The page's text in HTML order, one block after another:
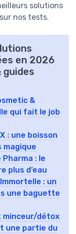
solutions
nos tests.
en 2026
&
qui fait le job
: une boisson
magique
: le
plus d’eau
: un
une baguette
minceur/détox
une partie du